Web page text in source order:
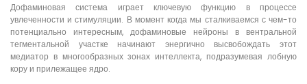
Дофаминовая система играет ключевую функцию в процессе
увлеченности и стимуляции. В момент когда мы сталкиваемся с чем-то
потенциально интересным, дофаминовые нейроны в вентральной
тегментальной участке начинают энергично высвобождать этот
медиатор в многообразных зонах интеллекта, подразумевая лобную
кору и прилежащее ядро.